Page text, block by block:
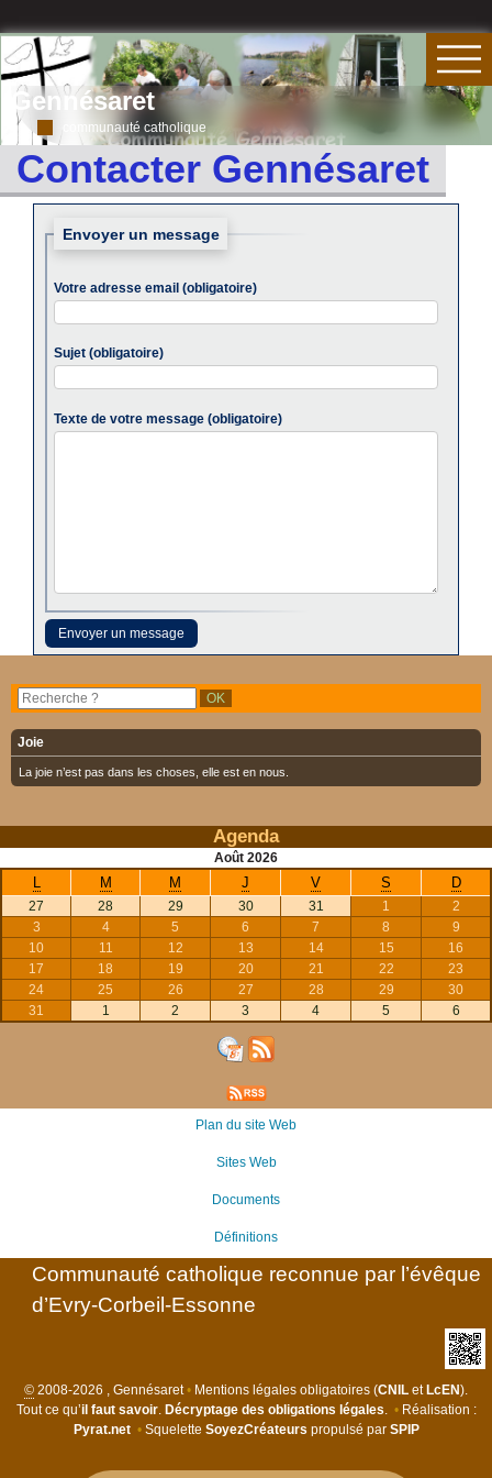
Gennésaret
communauté catholique
Contacter Gennésaret
Envoyer un message
Votre adresse email (obligatoire)
Sujet (obligatoire)
Texte de votre message (obligatoire)
Joie
La joie n’est pas dans les choses, elle est en nous.
Agenda
Août 2026
M M J V S D
27 28 29 30 31 1
2
3
4 5 6 7 8
9
10
11 12 13 14 15
16
17
18 19 20 21 22
23
24
25 26 27 28 29
30
31
1 2 3 4 5 6
Plan du site Web
Sites Web
Documents
Définitions
Communauté catholique reconnue par l’évêque
d’Evry-Corbeil-Essonne
© 2008-2026 , Gennésaret • Mentions légales obligatoires (CNIL et LcEN).
Tout ce qu’il faut savoir. Décryptage des obligations légales. • Réalisation :
Pyrat.net •Squelette SoyezCréateurs propulsé par SPIP